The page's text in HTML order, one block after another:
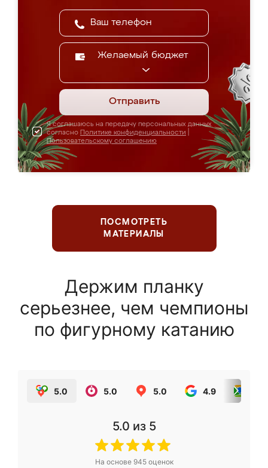
Желаемый бюджет
Отправить
Я соглашаюсь на передачу персональных данных
согласно Политике конфиденциальности
Пользовательскому соглашению
ПОСМОТРЕТЬ
МАТЕРИАЛЫ
Держим планку
серьезнее, чем чемпионы
по фигурному катанию
5.0 5.0 5.0 4.9
5.0 из 5
На основе 945оценок